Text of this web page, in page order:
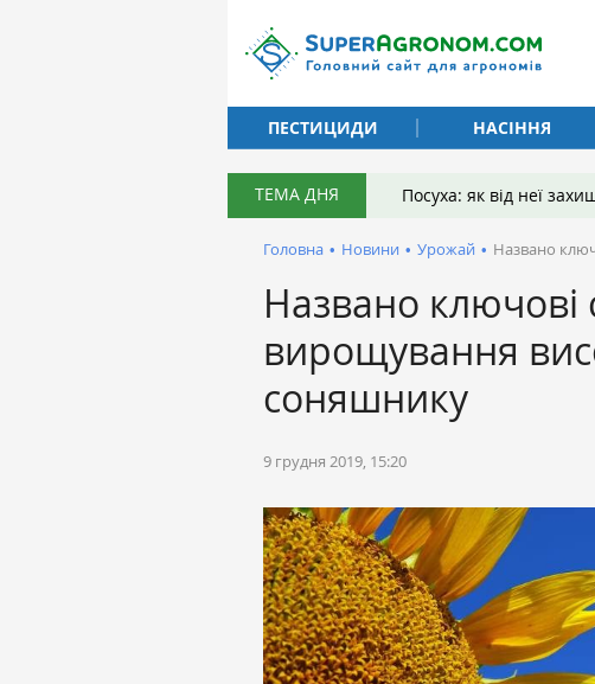
ПЕСТИЦИДИ
НАСІННЯ
ТЕМА ДНЯ Посуха: як від неї
Головна • Новини • Урожай • Названо
Названо ключові
вирощування
соняшнику
9 грудня 2019, 15:20